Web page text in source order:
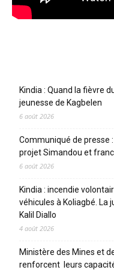
Kindia : Quand la fièvre
jeunesse de Kagbelen
6 août 2026
Communiqué de presse
projet Simandou et
6 août 2026
Kindia : incendie
véhicules à Koliagbé. La
Kalil Diallo
4 août 2026
Ministère des Mines et
renforcent leurs